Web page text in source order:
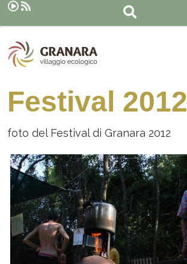
Direkt zum Inhalt
Festival 2012
foto del Festival di Granara 2012